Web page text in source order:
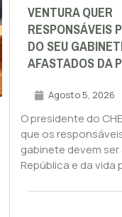
VENTURA QUER
RESPONSÁVEIS
DO SEU
AFASTADOS DA
Agosto 5, 2026
O presidente do
que os
gabinete devem
República e da vida